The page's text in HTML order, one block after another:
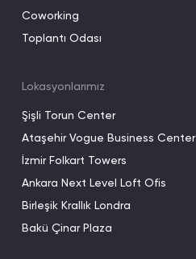
Coworking
Toplantı Odası
Lokasyonlarımız
Şişli Torun Center
Ataşehir Vogue Business Center
İzmir Folkart Towers
Ankara Next Level Loft Ofis
Birleşik Krallık Londra
Bakü Çinar Plaza